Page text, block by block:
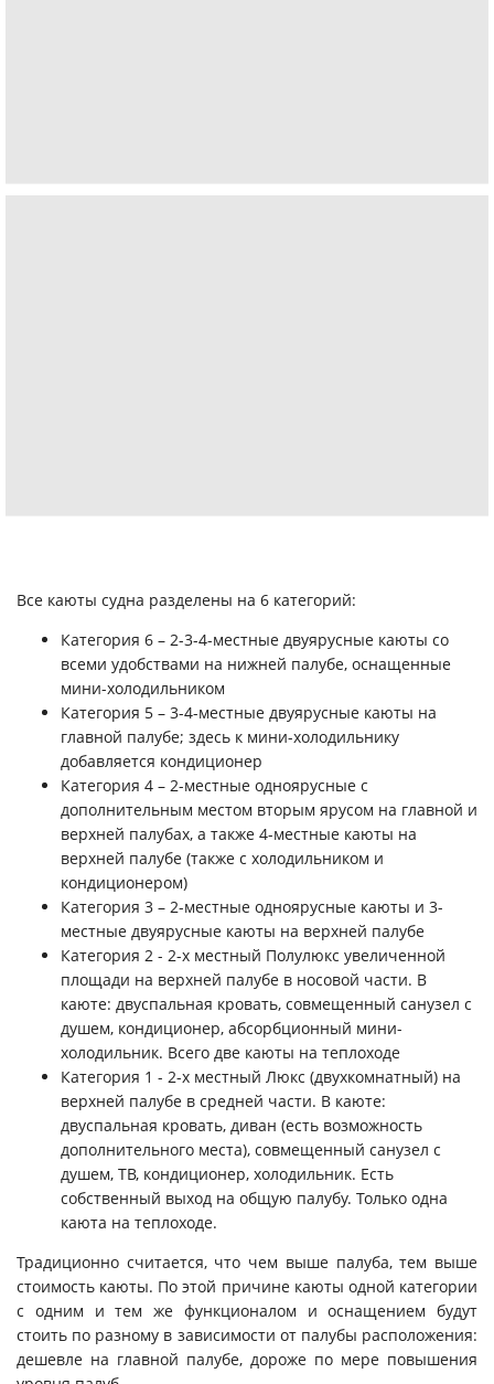
Все каюты судна разделены на 6 категорий:
Категория 6 – 2-3-4-местные двуярусные каюты со
всеми удобствами на нижней палубе, оснащенные
мини-холодильником
Категория 5 – 3-4-местные двуярусные каюты на
главной палубе; здесь к мини-холодильнику
добавляется кондиционер
Категория 4 – 2-местные одноярусные с
дополнительным местом вторым ярусом на главной и
верхней палубах, а также 4-местные каюты на
верхней палубе (также с холодильником и
кондиционером)
Категория 3 – 2-местные одноярусные каюты и 3-
местные двуярусные каюты на верхней палубе
Категория 2 - 2-х местный Полулюкс увеличенной
площади на верхней палубе в носовой части. В
каюте: двуспальная кровать, совмещенный санузел с
душем, кондиционер, абсорбционный мини-
холодильник. Всего две каюты на теплоходе
Категория 1 - 2-х местный Люкс (двухкомнатный) на
верхней палубе в средней части. В каюте:
двуспальная кровать, диван (есть возможность
дополнительного места), совмещенный санузел с
душем, ТВ, кондиционер, холодильник. Есть
собственный выход на общую палубу. Только одна
каюта на теплоходе.
Традиционно считается, что чем выше палуба, тем выше
стоимость каюты. По этой причине каюты одной категории
с одним и тем же функционалом и оснащением будут
стоить по разному в зависимости от палубы расположения:
дешевле на главной палубе, дороже по мере повышения